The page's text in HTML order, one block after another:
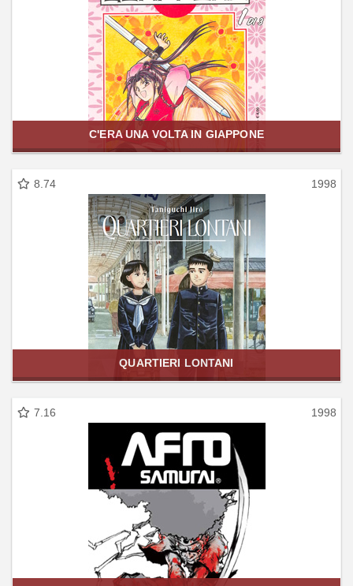
C'ERA UNA VOLTA IN GIAPPONE
8.74 1998
QUARTIERI LONTANI
7.16 1998